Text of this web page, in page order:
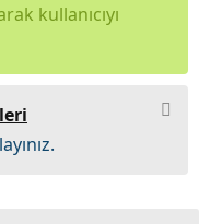
kullanıcıyı